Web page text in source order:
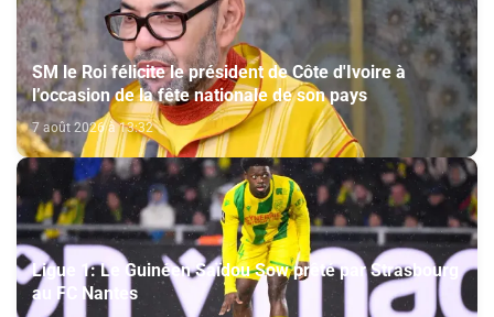
SM le Roi félicite le président de Côte d'Ivoire à
l’occasion de la fête nationale de son pays
7 août 2026 à 13:32
Ligue 1: Le Guinéen Saïdou Sow prêté par Strasbourg
au FC Nantes